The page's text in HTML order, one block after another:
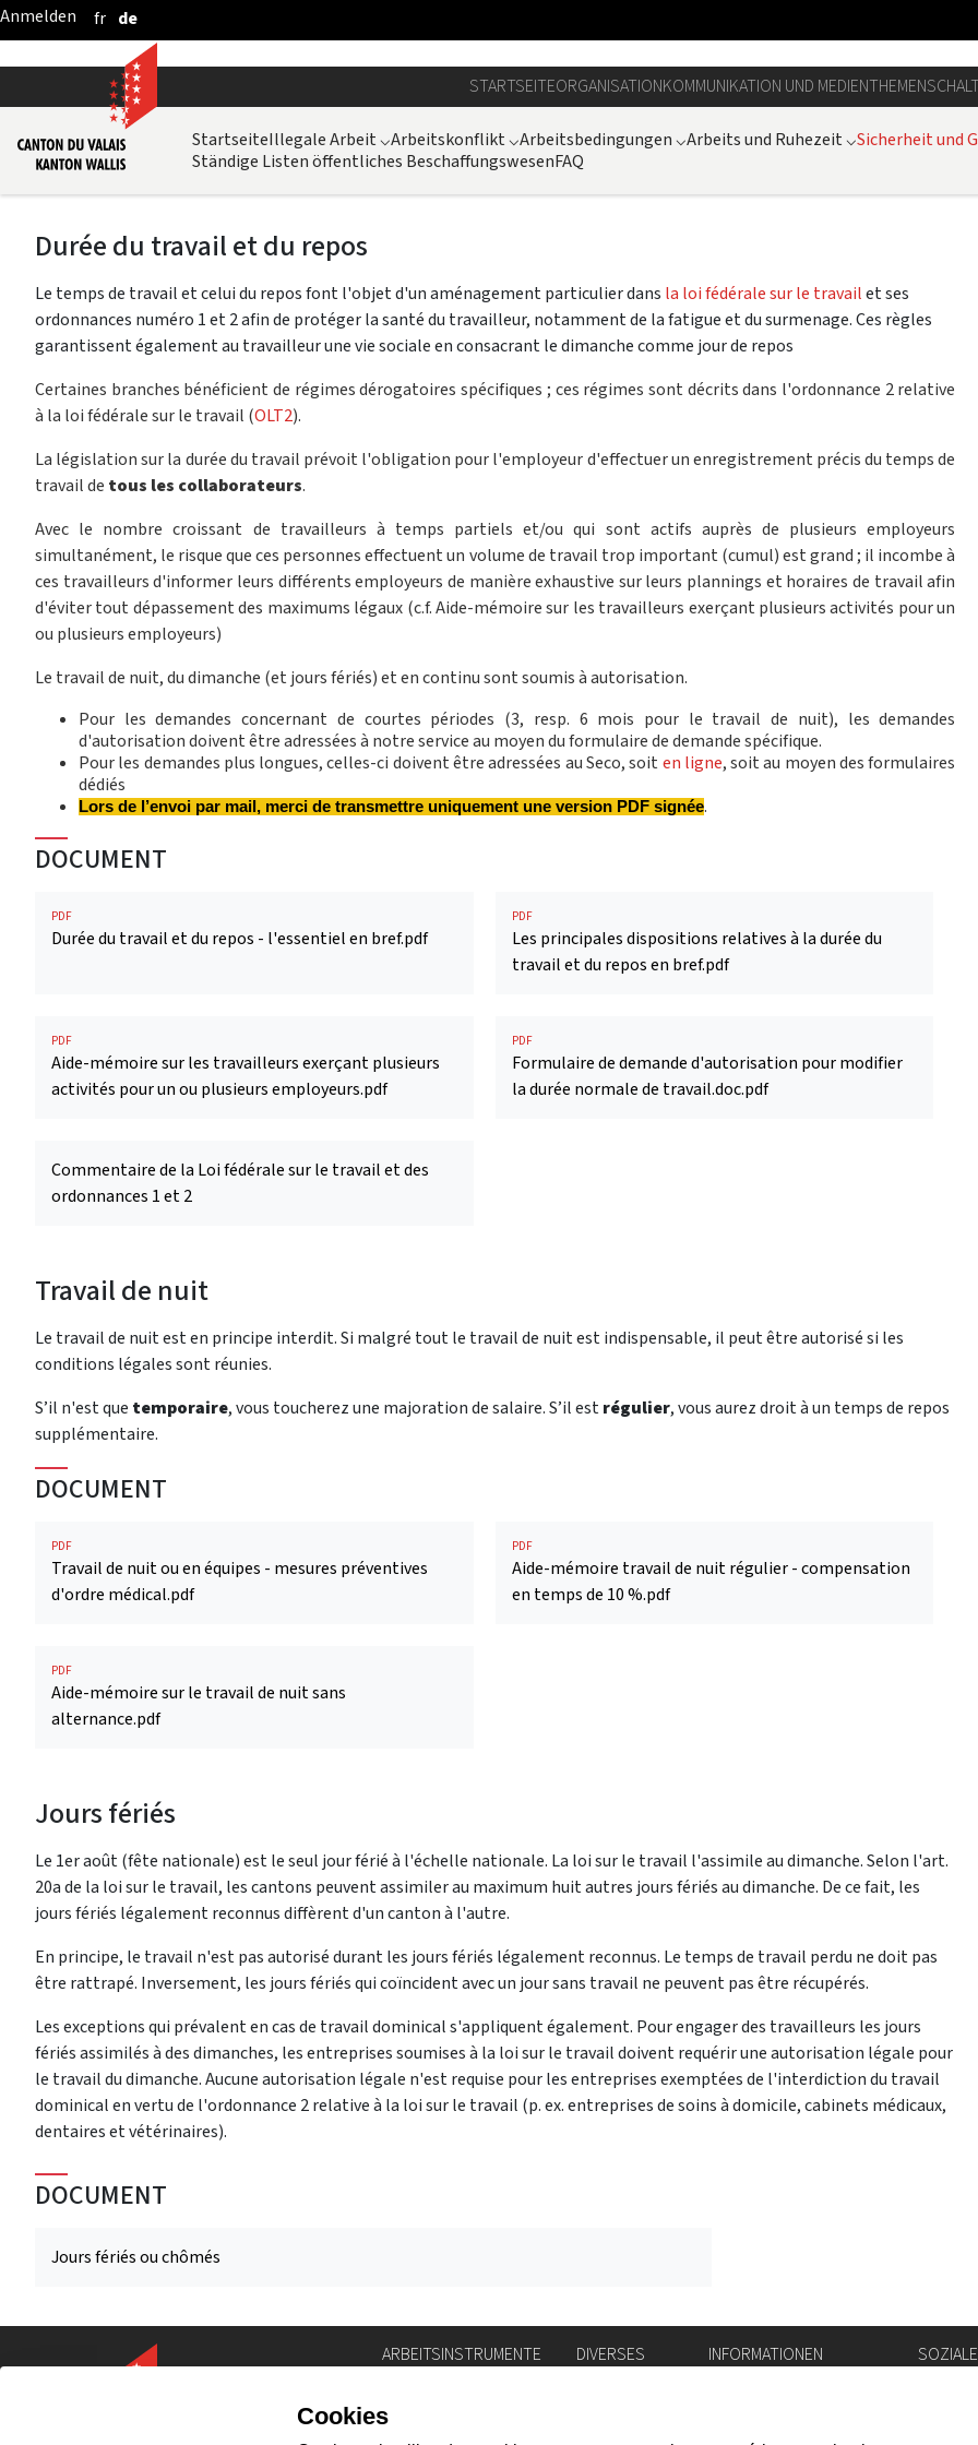
Zum Hauptinhalt springen
fr de
STARTSEITEORGANISATIONKOMMUNIKATION UND MEDIENTHEMEN
StartseiteIllegale Arbeit ⌵Arbeitskonflikt ⌵Arbeitsbedingungen ⌵Arbeits und Ruhezeit ⌵Sicherheit und
Ständige Listen öffentliches BeschaffungswesenFAQ
Durée du travail et du repos
Le temps de travail et celui du repos font l'objet d'un aménagement particulier dans la loi fédérale sur le travailet ses
ordonnances numéro 1 et 2 afin de protéger la santé du travailleur, notamment de la fatigue et du surmenage. Ces règles
garantissent également au travailleur une vie sociale en consacrant le dimanche comme jour de repos
Certaines branches bénéficient de régimes dérogatoires spécifiques ; ces régimes sont décrits dans l'ordonnance 2 relative
à la loi fédérale sur le travail (OLT2).
La législation sur la durée du travail prévoit l'obligation pour l'employeur d'effectuer un enregistrement précis du temps de
travail de tous les collaborateurs.
Avec le nombre croissant de travailleurs à temps partiels et/ou qui sont actifs auprès de plusieurs employeurs
simultanément, le risque que ces personnes effectuent un volume de travail trop important (cumul) est grand ; il incombe à
ces travailleurs d'informer leurs différents employeurs de manière exhaustive sur leurs plannings et horaires de travail afin
d'éviter tout dépassement des maximums légaux (c.f. Aide-mémoire sur les travailleurs exerçant plusieurs activités pour un
ou plusieurs employeurs)
Le travail de nuit, du dimanche (et jours fériés) et en continu sont soumis à autorisation.
Pour les demandes concernant de courtes périodes (3, resp. 6 mois pour le travail de nuit), les demandes
d'autorisation doivent être adressées à notre service au moyen du formulairede demande spécifique.
Pour les demandes plus longues, celles-ci doivent être adressées au Seco, soit en ligne, soit au moyen des formulaires
dédiés
Lors de l’envoi par mail, merci de transmettre uniquement une version PDF signée.
DOCUMENT
PDF
Durée du travail et du repos - l'essentiel en bref.pdf
PDF
Les principales dispositions relatives à la durée du
travail et du repos en bref.pdf
PDF
Aide-mémoire sur les travailleurs exerçant plusieurs
activités pour un ou plusieurs employeurs.pdf
PDF
Formulaire de demande d'autorisation pour modifier
la durée normale de travail.doc.pdf
Commentaire de la Loi fédérale sur le travail et des
ordonnances 1 et 2
Travail de nuit
Le travail de nuit est en principe interdit. Si malgré tout le travail de nuit est indispensable, il peut être autorisé si les
conditions légales sont réunies.
S’il n'est que temporaire, vous toucherez une majoration de salaire. S’il estrégulier, vous aurez droit à un temps de repos
supplémentaire.
DOCUMENT
PDF
Travail de nuit ou en équipes - mesures préventives
d'ordre médical.pdf
PDF
Aide-mémoire travail de nuit régulier - compensation
en temps de 10 %.pdf
PDF
Aide-mémoire sur le travail de nuit sans
alternance.pdf
Jours fériés
Le 1er août (fête nationale) est le seul jour férié à l'échelle nationale. La loi sur le travail l'assimile au dimanche. Selon l'art.
20a de la loi sur le travail, les cantons peuvent assimiler au maximum huit autres jours fériés au dimanche. De ce fait, les
jours fériés légalement reconnus diffèrent d'un canton à l'autre.
En principe, le travail n'est pas autorisé durant les jours fériés légalement reconnus. Le temps de travail perdu ne doit pas
être rattrapé. Inversement, les jours fériés qui coïncident avec un jour sans travail ne peuvent pas être récupérés.
Les exceptions qui prévalent en cas de travail dominical s'appliquent également. Pour engager des travailleurs les jours
fériés assimilés à des dimanches, les entreprises soumises à la loi sur le travail doivent requérir une autorisation légale pour
le travail du dimanche. Aucune autorisation légale n'est requise pour les entreprises exemptées de l'interdiction du travail
dominical en vertu de l'ordonnance 2 relative à la loi sur le travail (p. ex. entreprises de soins à domicile, cabinets médicaux,
dentaires et vétérinaires).
DOCUMENT
Jours fériés ou chômés
ARBEITSINSTRUMENTE
Geoportal
DIVERSES
INFORMATIONEN
Rechtliche Hinweise